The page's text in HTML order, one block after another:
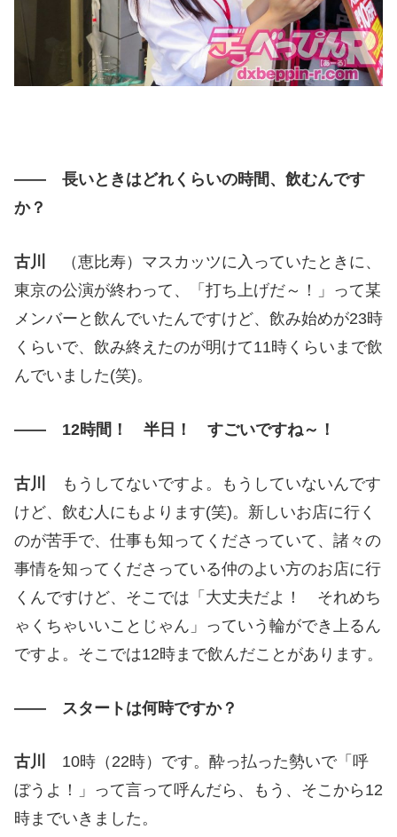
―― 長いときはどれくらいの時間、飲むんです
か？
古川
（恵比寿）マスカッツに入っていたときに、
東京の公演が終わって、「打ち上げだ～！」って某
メンバーと飲んでいたんですけど、飲み始めが23時
くらいで、飲み終えたのが明けて11時くらいまで飲
んでいました(笑)。
―― 12時間！ 半日！ すごいですね～！
古川
もうしてないですよ。もうしていないんです
けど、飲む人にもよります(笑)。新しいお店に行く
のが苦手で、仕事も知ってくださっていて、諸々の
事情を知ってくださっている仲のよい方のお店に行
くんですけど、そこでは「大丈夫だよ！ それめち
ゃくちゃいいことじゃん」っていう輪ができ上るん
ですよ。そこでは12時まで飲んだことがあります。
―― スタートは何時ですか？
古川
10時（22時）です。酔っ払った勢いで「呼
ぼうよ！」って言って呼んだら、もう、そこから12
時までいきました。